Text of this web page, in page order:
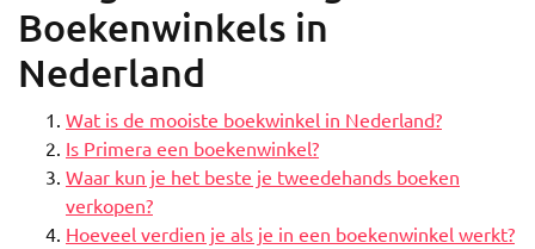
Boekenwinkels in
Nederland
Wat is de mooiste boekwinkel in Nederland?
Is Primera een boekenwinkel?
Waar kun je het beste je tweedehands boeken
verkopen?
Hoeveel verdien je als je in een boekenwinkel werkt?